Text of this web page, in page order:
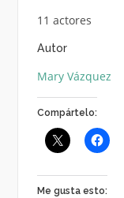
11 actores
Autor
Mary Vázquez
Compártelo:
Me gusta esto: